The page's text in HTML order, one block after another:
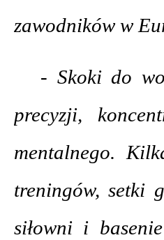
zawodników w
- Skoki do
precyzji,
mentalnego.
treningów, setki
siłowni i